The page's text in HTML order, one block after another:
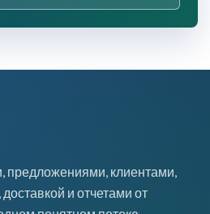
предложениями, клиентами,
и отчетами от